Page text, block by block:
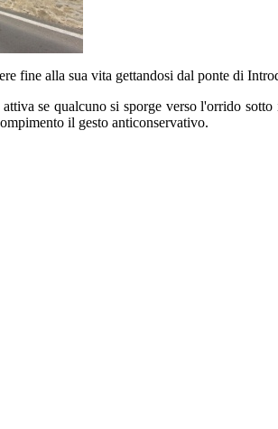
fine alla sua vita gettandosi dal ponte di
se qualcuno si sporge verso l'orrido
il gesto anticonservativo.